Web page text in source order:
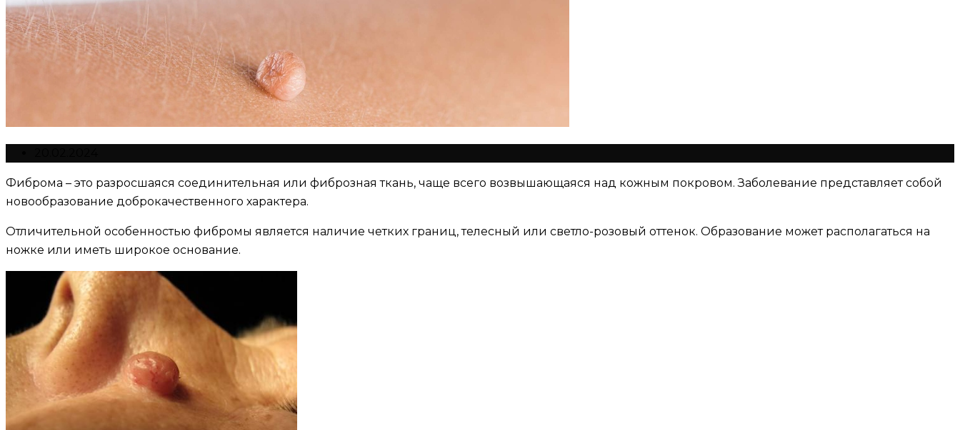
Фиброма – это разросшаяся соединительная или фиброзная ткань, чаще всего возвышающаяся над кожным покровом. Заболевание представляет собой
новообразование доброкачественного характера.
Отличительной особенностью фибромы является наличие четких границ, телесный или светло-розовый оттенок. Образование может располагаться на
ножке или иметь широкое основание.